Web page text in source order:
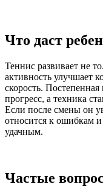
Что даст
Теннис развивает не
активность улучшает
скорость.
прогресс, а техника
Если после смены он
относится к ошибкам
удачным.
Частые